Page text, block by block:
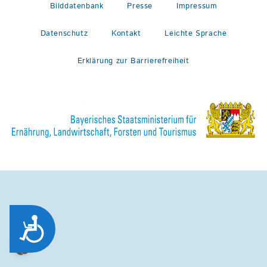
Zug&auml;nglichkeit
Bilddatenbank Presse Impressum
Datenschutz Kontakt Leichte Sprache
Erklärung zur Barrierefreiheit